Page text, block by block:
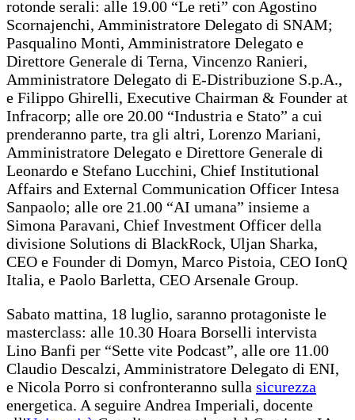
rotonde serali: alle 19.00 “Le reti” con Agostino
Scornajenchi, Amministratore Delegato di SNAM;
Pasqualino Monti, Amministratore Delegato e
Direttore Generale di Terna, Vincenzo Ranieri,
Amministratore Delegato di E-Distribuzione S.p.A.,
e Filippo Ghirelli, Executive Chairman & Founder at
Infracorp; alle ore 20.00 “Industria e Stato” a cui
prenderanno parte, tra gli altri, Lorenzo Mariani,
Amministratore Delegato e Direttore Generale di
Leonardo e Stefano Lucchini, Chief Institutional
Affairs and External Communication Officer Intesa
Sanpaolo; alle ore 21.00 “AI umana” insieme a
Simona Paravani, Chief Investment Officer della
divisione Solutions di BlackRock, Uljan Sharka,
CEO e Founder di Domyn, Marco Pistoia, CEO IonQ
Italia, e Paolo Barletta, CEO Arsenale Group.
Sabato mattina, 18 luglio, saranno protagoniste le
masterclass: alle 10.30 Hoara Borselli intervista
Lino Banfi per “Sette vite Podcast”, alle ore 11.00
Claudio Descalzi, Amministratore Delegato di ENI,
e Nicola Porro si confronteranno sulla sicurezza
energetica. A seguire Andrea Imperiali, docente